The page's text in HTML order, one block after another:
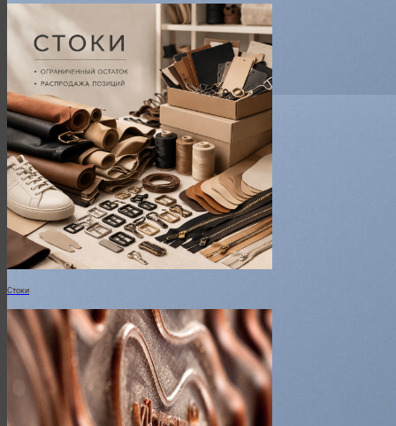
Add Any Headline here
Стоки